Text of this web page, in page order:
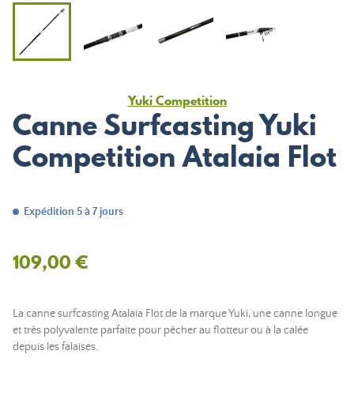
Yuki Competition
Canne Surfcasting Yuki
Competition Atalaia Flot
Expédition 5 à 7 jours
109,00 €
La canne surfcasting Atalaia Flot de la marque Yuki, une canne longue
et très polyvalente parfaite pour pêcher au flotteur ou à la calée
depuis les falaises.